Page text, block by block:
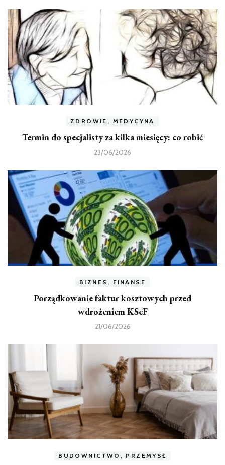
ZDROWIE, MEDYCYNA
Termin do specjalisty za kilka miesięcy: co robić
23/06/2026
BIZNES, FINANSE
Porządkowanie faktur kosztowych przed
wdrożeniem KSeF
21/06/2026
BUDOWNICTWO, PRZEMYSŁ